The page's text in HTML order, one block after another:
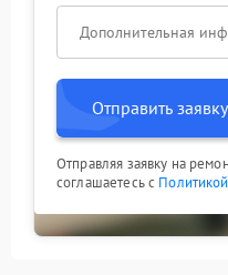
Отправить заявку
Отправляя заявку на
соглашаетесь с